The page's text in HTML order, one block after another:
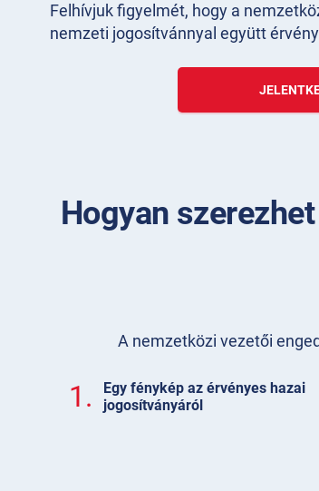
Felhívjuk figyelmét, hogy a
nemzeti jogosítvánnyal együtt
Hogyan
A nemzetközi vezetői
1.
Egy fénykép az érvényes hazai
jogosítványáról